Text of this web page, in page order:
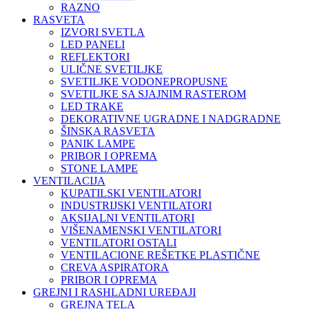
RAZNO
RASVETA
IZVORI SVETLA
LED PANELI
REFLEKTORI
ULIČNE SVETILJKE
SVETILJKE VODONEPROPUSNE
SVETILJKE SA SJAJNIM RASTEROM
LED TRAKE
DEKORATIVNE UGRADNE I NADGRADNE
ŠINSKA RASVETA
PANIK LAMPE
PRIBOR I OPREMA
STONE LAMPE
VENTILACIJA
KUPATILSKI VENTILATORI
INDUSTRIJSKI VENTILATORI
AKSIJALNI VENTILATORI
VIŠENAMENSKI VENTILATORI
VENTILATORI OSTALI
VENTILACIONE REŠETKE PLASTIČNE
CREVA ASPIRATORA
PRIBOR I OPREMA
GREJNI I RASHLADNI UREĐAJI
GREJNA TELA